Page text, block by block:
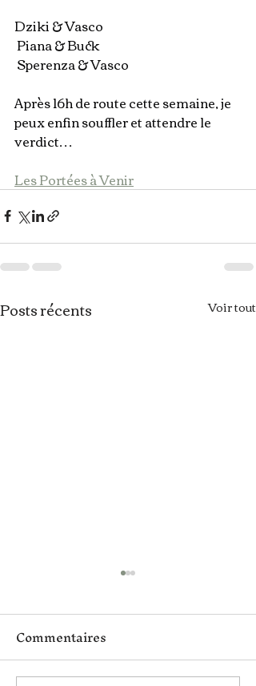
Dziki & Vasco
Piana & Buck
Sperenza & Vasco
Après 16h de route cette semaine, je
peux enfin souffler et attendre le
verdict…
Les Portées à Venir
Posts récents Voir tout
Commentaires